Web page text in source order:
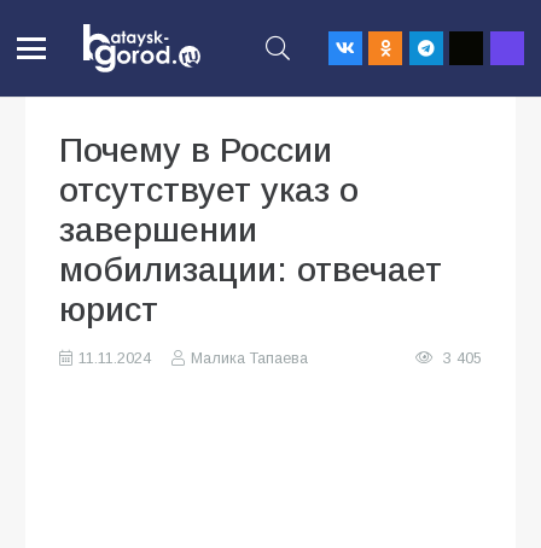
Почему в России
отсутствует указ о
завершении
мобилизации: отвечает
юрист
11.11.2024 Малика Тапаева 3 405